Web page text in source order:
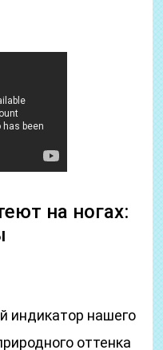
на ногах:
индикатор нашего
оттенка